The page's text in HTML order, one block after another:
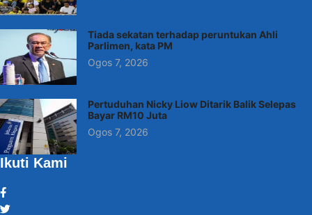
Tiada sekatan terhadap peruntukan Ahli
Parlimen, kata PM
Ogos 7, 2026
Pertuduhan Nicky Liow Ditarik Balik Selepas
Bayar RM10 Juta
Ogos 7, 2026
Ikuti Kami